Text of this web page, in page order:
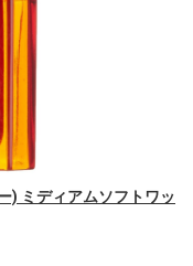
) ミディアムソフトワッ